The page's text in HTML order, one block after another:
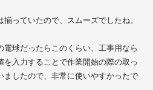
揃っていたので、スムーズでしたね。
電球だったらこのくらい、工事用なら
を入力することで作業開始の際の取っ
ましたので、非常に使いやすかったで